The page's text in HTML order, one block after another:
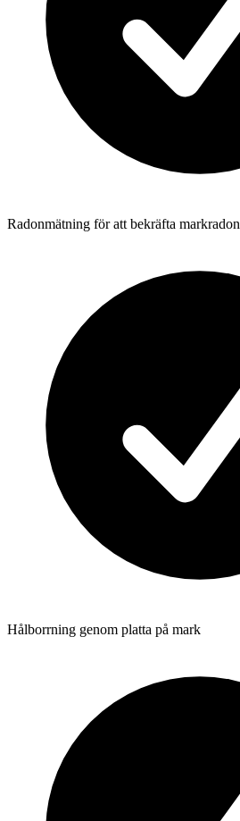
Radonmätning för att bekräfta markradon
Hålborrning genom platta på mark